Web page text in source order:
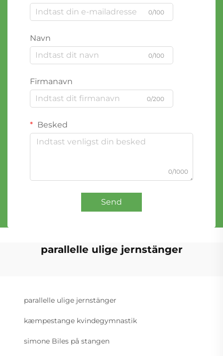
0/100
Navn
0/100
Firmanavn
0/200
Besked
0/1000
Send
parallelle ulige jernstänger
parallelle ulige jernstänger
kæmpestange kvindegymnastik
simone Biles på stangen